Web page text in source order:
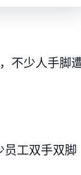
不少人手脚
员工双手双脚